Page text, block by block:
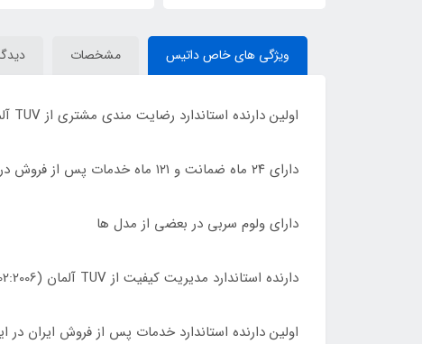
ویژگی های خاص داتیس مشخصات
اولین دارنده استاندارد رضایت مندی مشتری از TUV آلمان (10002:2006 ISO) در این صنعت
دارای ٢۴ ماه ضمانت و ١٢١ ماه خدمات پس از فروش در سراسر ایران
دارای ولوم سربی در بعضی از مدل ها
دارنده استاندارد مدیریت کیفیت از TUV آلمان (10002:2006 ISO)
اولین دارنده استاندارد خدمات پس از فروش ایران